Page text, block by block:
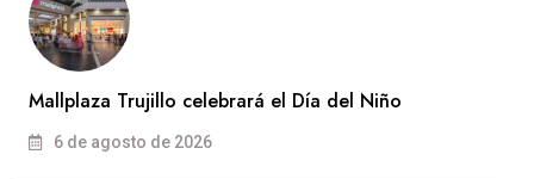
Mallplaza Trujillo celebrará el Día del Niño
6 de agosto de 2026